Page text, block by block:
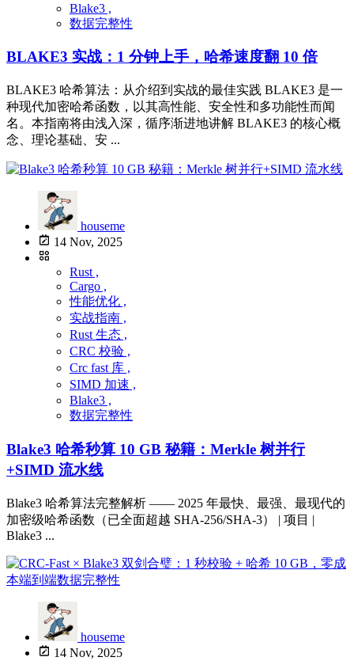
Blake3 ,
数据完整性
BLAKE3 实战：1 分钟上手，哈希速度翻 10 倍
BLAKE3 哈希算法：从介绍到实战的最佳实践 BLAKE3 是一
种现代加密哈希函数，以其高性能、安全性和多功能性而闻
名。本指南将由浅入深，循序渐进地讲解 BLAKE3 的核心概
念、理论基础、安 ...
houseme
14 Nov, 2025
Rust ,
Cargo ,
性能优化 ,
实战指南 ,
Rust 生态 ,
CRC 校验 ,
Crc fast 库 ,
SIMD 加速 ,
Blake3 ,
数据完整性
Blake3 哈希秒算 10 GB 秘籍：Merkle 树并行
+SIMD 流水线
Blake3 哈希算法完整解析 —— 2025 年最快、最强、最现代的
加密级哈希函数（已全面超越 SHA-256/SHA-3） | 项目 |
Blake3 ...
houseme
14 Nov, 2025